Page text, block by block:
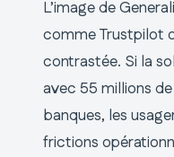
L’image de
comme Trustpilot
contrastée. Si la
avec 55 millions
banques, les
frictions